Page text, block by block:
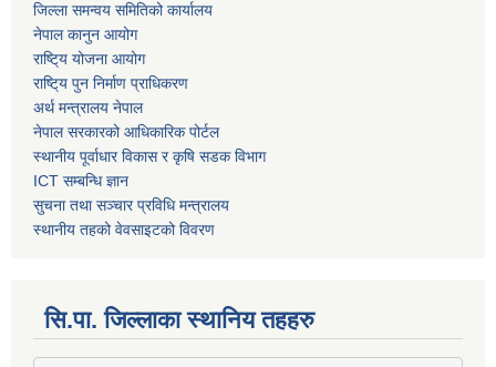
जिल्ला समन्वय समितिको कार्यालय
नेपाल कानुन आयोग
राष्टि्य योजना आयोग
राष्टि्य पुन निर्माण प्राधिकरण
अर्थ मन्त्रालय नेपाल
नेपाल सरकारको आधिकारिक पोर्टल
स्थानीय पूर्वाधार विकास र कृषि सडक विभाग
ICT सम्बन्धि ज्ञान
सुचना तथा सञ्चार प्रविधि मन्त्रालय
स्थानीय तहको वेवसाइटको विवरण
सि.पा. जिल्लाका स्थानिय तहहरु